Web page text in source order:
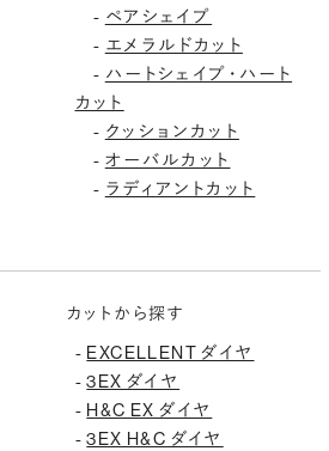
- ペアシェイプ
- エメラルドカット
- ハートシェイプ・ハート
カット
- クッションカット
- オーバルカット
- ラディアントカット
カットから探す
- EXCELLENT ダイヤ
-3EX ダイヤ
- H&C EX ダイヤ
-3EX H&C ダイヤ